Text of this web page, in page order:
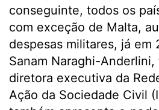
conseguinte, todos os
com exceção de Malta,
despesas militares, já em
Sanam Naraghi-
diretora executiva da
Ação da Sociedade Civil